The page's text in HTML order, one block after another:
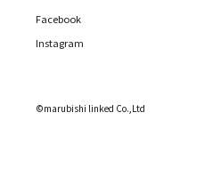
Facebook
Instagram
©marubishi linked Co.,Ltd